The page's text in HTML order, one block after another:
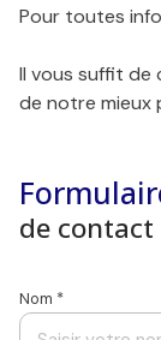
agence
Contact
Pour toutes
Il vous suffit de
de notre mieux
de contact
Nom *